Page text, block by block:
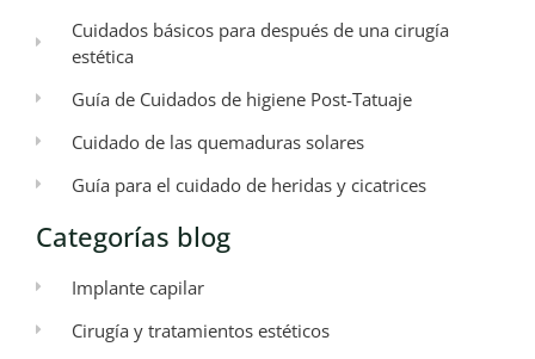
Cuidados básicos para después de una cirugía
estética
Guía de Cuidados de higiene Post-Tatuaje
Cuidado de las quemaduras solares
Guía para el cuidado de heridas y cicatrices
Categorías blog
Implante capilar
Cirugía y tratamientos estéticos